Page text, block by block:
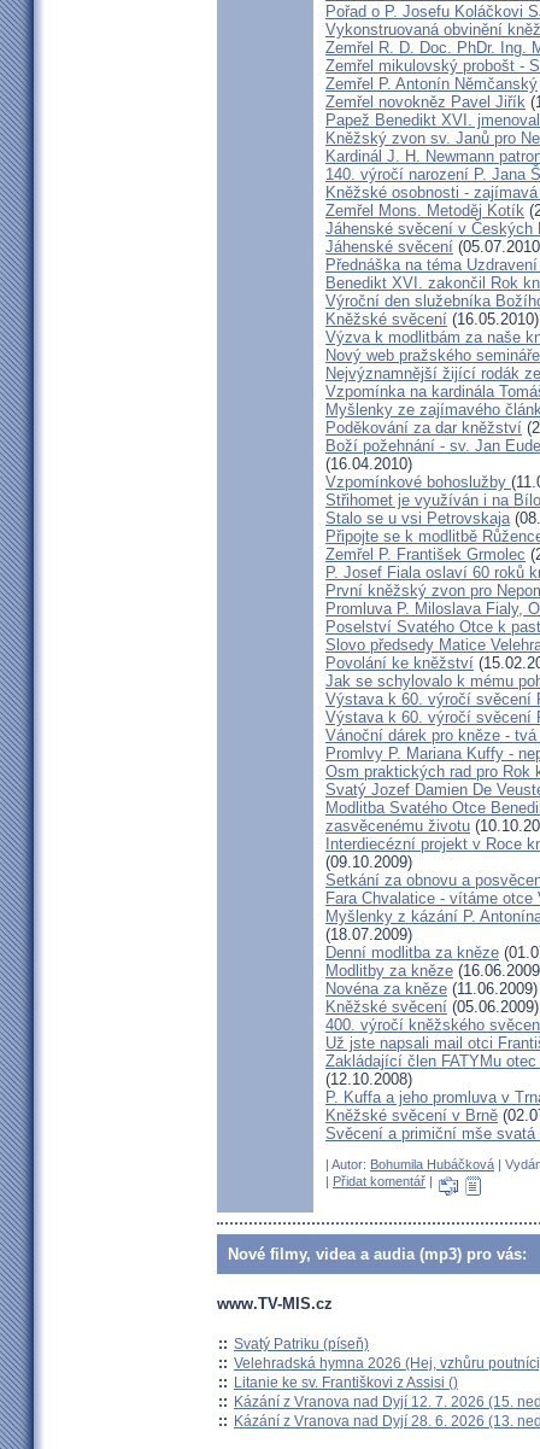
Pořad o P. Josefu Koláčkovi
Vykonstruovaná obvinění
Zemřel R. D. Doc. PhDr. Ing.
Zemřel mikulovský probošt -
Zemřel P. Antonín Němčanský
Zemřel novokněz Pavel Jiřík
Papež Benedikt XVI.
Kněžský zvon sv. Janů pro
Kardinál J. H. Newmann
140. výročí narození P. Jana
Kněžské osobnosti -
Zemřel Mons. Metoděj Kotík
Jáhenské svěcení v Českých
Jáhenské svěcení
Přednáška na téma
Benedikt XVI. zakončil Rok
Výroční den služebníka
Kněžské svěcení (16.05.2010)
Výzva k modlitbám za naše
Nový web pražského semináře
Nejvýznamnější žijící rodák
Vzpomínka na kardinála
Myšlenky ze zajímavého
Poděkování za dar kněžství
Boží požehnání - sv. Jan
(16.04.2010)
Vzpomínkové bohoslužby
Střihomet je využíván i na
Stalo se u vsi Petrovskaja
Připojte se k modlitbě
Zemřel P. František Grmolec
P. Josef Fiala oslaví 60 roků
První kněžský zvon pro
Promluva P. Miloslava Fialy,
Poselství Svatého Otce k
Slovo předsedy Matice
Povolání ke kněžství
Jak se schylovalo k mému
Výstava k 60. výročí svěcení
Výstava k 60. výročí svěcení
Vánoční dárek pro kněze - tvá
Promlvy P. Mariana Kuffy -
Osm praktických rad pro Rok
Svatý Jozef Damien De
Modlitba Svatého Otce
zasvěcenému životu
Interdiecézní projekt v Roce
(09.10.2009)
Setkání za obnovu a
Fara Chvalatice - vítáme otce
Myšlenky z kázání P.
(18.07.2009)
Denní modlitba za kněze
Modlitby za kněze
Novéna za kněze (11.06.2009)
Kněžské svěcení (05.06.2009)
400. výročí kněžského
Už jste napsali mail otci
Zakládající člen FATYMu
(12.10.2008)
P. Kuffa a jeho promluva v
Kněžské svěcení v Brně
Svěcení a primiční mše
| Autor: Bohumila Hubáčková |
| Přidat komentář |
Nové filmy, videa a audia (mp3) pro vás:
www.TV-MIS.cz
:: Svatý Patriku (píseň)
:: Velehradská hymna 2026 (Hej, vzhůru
:: Litanie ke sv. Františkovi z Assisi ()
:: Kázání z Vranova nad Dyjí 12. 7. 2026 (15.
:: Kázání z Vranova nad Dyjí 28. 6. 2026 (13.